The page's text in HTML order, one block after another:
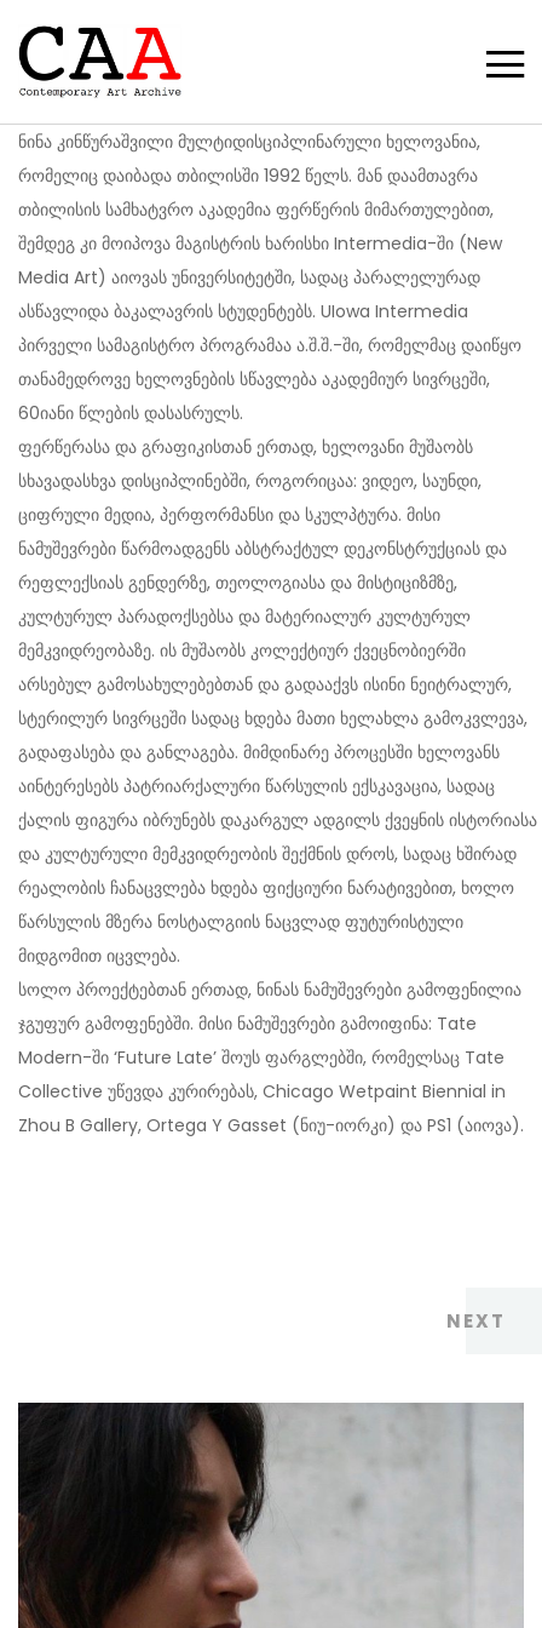
ნინა კინწურაშვილი მულტიდისციპლინარული ხელოვანია,
რომელიც დაიბადა თბილისში 1992 წელს. მან დაამთავრა
თბილისის სამხატვრო აკადემია ფერწერის მიმართულებით,
შემდეგ კი მოიპოვა მაგისტრის ხარისხი Intermedia-ში (New
Media Art) აიოვას უნივერსიტეტში, სადაც პარალელურად
ასწავლიდა ბაკალავრის სტუდენტებს. UIowa Intermedia
პირველი სამაგისტრო პროგრამაა ა.შ.შ.-ში, რომელმაც დაიწყო
თანამედროვე ხელოვნების სწავლება აკადემიურ სივრცეში,
60იანი წლების დასასრულს.
ფერწერასა და გრაფიკისთან ერთად, ხელოვანი მუშაობს
სხავადასხვა დისციპლინებში, როგორიცაა: ვიდეო, საუნდი,
ციფრული მედია, პერფორმანსი და სკულპტურა. მისი
ნამუშევრები წარმოადგენს აბსტრაქტულ დეკონსტრუქციას და
რეფლექსიას გენდერზე, თეოლოგიასა და მისტიციზმზე,
კულტურულ პარადოქსებსა და მატერიალურ კულტურულ
მემკვიდრეობაზე. ის მუშაობს კოლექტიურ ქვეცნობიერში
არსებულ გამოსახულებებთან და გადააქვს ისინი ნეიტრალურ,
სტერილურ სივრცეში სადაც ხდება მათი ხელახლა გამოკვლევა,
გადაფასება და განლაგება. მიმდინარე პროცესში ხელოვანს
აინტერესებს პატრიარქალური წარსულის ექსკავაცია, სადაც
ქალის ფიგურა იბრუნებს დაკარგულ ადგილს ქვეყნის ისტორიასა
და კულტურული მემკვიდრეობის შექმნის დროს, სადაც ხშირად
რეალობის ჩანაცვლება ხდება ფიქციური ნარატივებით, ხოლო
წარსულის მზერა ნოსტალგიის ნაცვლად ფუტურისტული
მიდგომით იცვლება.
სოლო პროექტებთან ერთად, ნინას ნამუშევრები გამოფენილია
ჯგუფურ გამოფენებში. მისი ნამუშევრები გამოიფინა: Tate
Modern-ში ‘Future Late’ შოუს ფარგლებში, რომელსაც Tate
Collective უწევდა კურირებას, Chicago Wetpaint Biennial in
Zhou B Gallery, Ortega Y Gasset (ნიუ-იორკი) და PS1 (აიოვა).
NEXT